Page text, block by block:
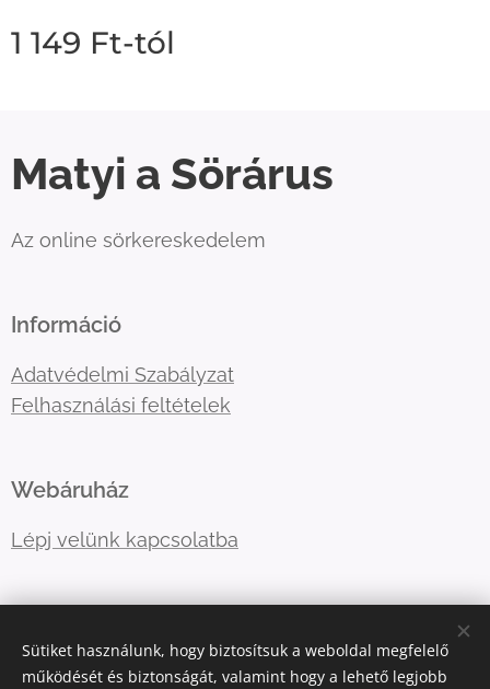
1 149 Ft-tól
Matyi a Sörárus
Az online sörkereskedelem
Információ
Adatvédelmi Szabályzat
Felhasználási feltételek
Webáruház
Lépj velünk kapcsolatba
primatormagyarorszag@gmail.com
Telefonszám:06202757966
Sütiket használunk, hogy biztosítsuk a weboldal megfelelő
működését és biztonságát, valamint hogy a lehető legjobb